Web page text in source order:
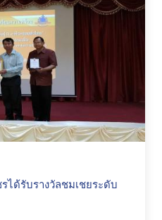
ได้รับรางวัลชมเชยระดับ